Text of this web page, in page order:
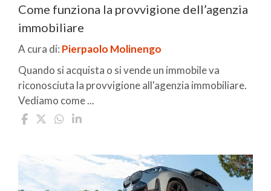
Come funziona la provvigione dell’agenzia
immobiliare
A cura di: Pierpaolo Molinengo
Quando si acquista o si vende un immobile va
riconosciuta la provvigione all'agenzia immobiliare.
Vediamo come ...